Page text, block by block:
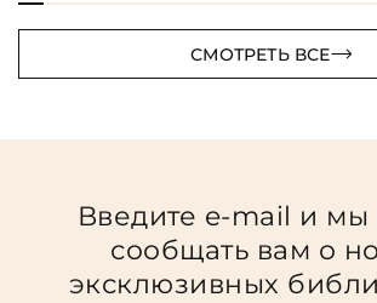
СМОТРЕТЬ ВСЕ
Введите e-mail и мы
сообщать вам о
эксклюзивных